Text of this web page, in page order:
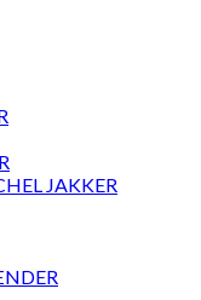
JAKKER